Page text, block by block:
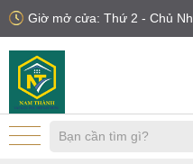
Giờ mở cửa: Thứ 2 - Chủ